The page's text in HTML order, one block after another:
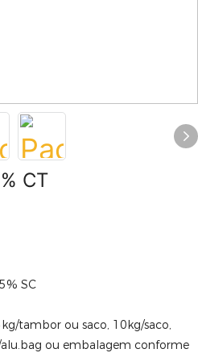
CT
SC
tambor ou saco, 10kg/saco,
ou embalagem conforme